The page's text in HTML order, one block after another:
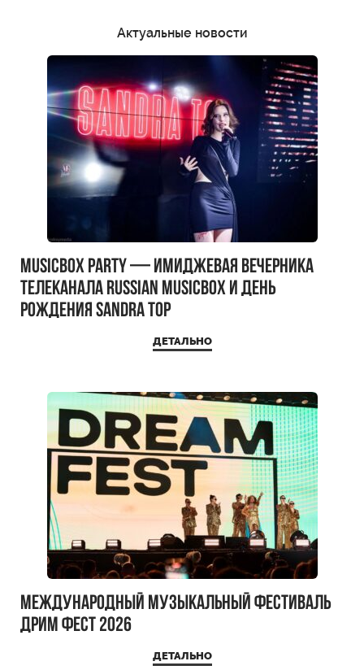
Актуальные новости
MUSICBOX PARTY — имиджевая вечерника
телеканала RUSSIAN MUSICBOX и день
рождения Sandra Top
ДЕТАЛЬНО
Международный музыкальный фестиваль
ДРИМ ФЕСТ 2026
ДЕТАЛЬНО